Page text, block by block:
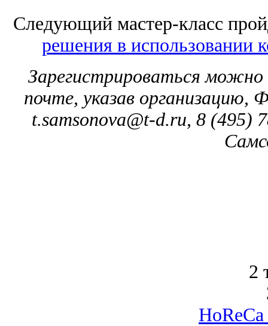
Следующий мастер-класс
решения в использовании
Зарегистрироваться
почте, указав
t.samsonova@t-d.ru, 8 (495)
2